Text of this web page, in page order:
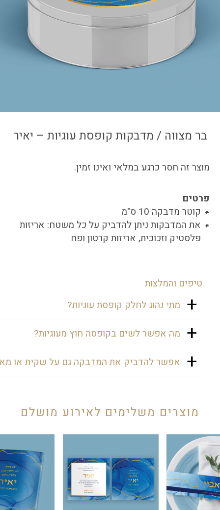
צור קשר
איזור אישי
בר מצווה / מדבקות קופסת עוגיות – יאיר
מוצר זה חסר כרגע במלאי ואינו זמין.
פרטים
קוטר מדבקה 10 ס"מ
את המדבקות ניתן להדביק על כל משטח: אריזות
פלסטיק וזכוכית, אריזות קרטון ופח
טיפים והמלצות
מתי נהוג לחלק קופסת עוגיות?
בשבת חתן נהוג להניח בחדר האורחים קופסת
עוגיות, כדיי שיהיה להם מה לנשנש במהלך
מה אפשר לשים בקופסה חוץ מעוגיות?
אפשר לשים בקופסה מלא נשנושים כמו
שוקולדים, פרלינים, נשיקות ועוד...
אפשר להדביק את המדבקה גם על שקית או
מארזים ואפילו על שקיות נייר יפות.
מוצרים משלימים לאירוע מושלם